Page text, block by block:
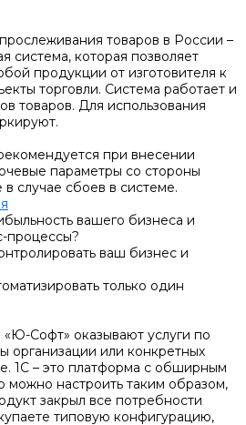
товаров в России –
система, которая позволяет
продукции от изготовителя к
торговли. Система работает и
товаров. Для использования
при внесении
параметры со стороны
случае сбоев в системе.
вашего бизнеса и
процессы?
ваш бизнес и
только один
Софт» оказывают услуги по
организации или конкретных
1С – это платформа с обширным
можно настроить таким образом,
закрыл все потребности
типовую конфигурацию,